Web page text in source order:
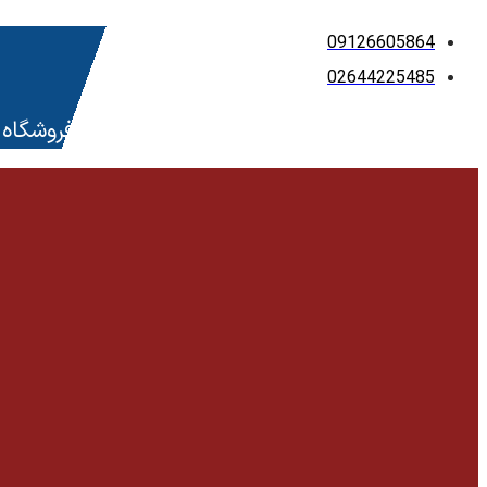
09126605864
02644225485